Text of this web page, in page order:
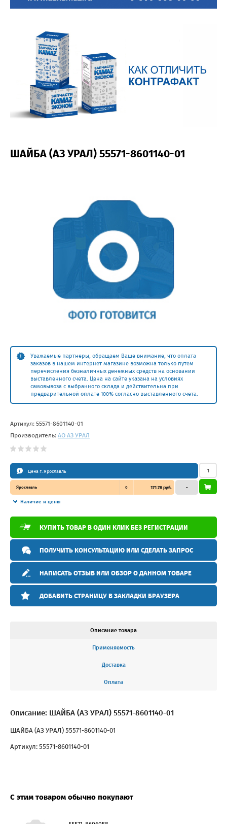
ШАЙБА (АЗ УРАЛ) 55571-8601140-01
Уважаемые партнеры, обращаем Ваше внимание, что оплата
заказов в нашем интернет магазине возможна только путем
перечисления безналичных денежных средств на основании
выставленного счета. Цена на сайте указана на условиях
самовывоза с выбранного склада и действительна при
предварительной оплате 100% согласно выставленного счета.
Артикул: 55571-8601140-01
Производитель: АО АЗ УРАЛ
Цена г. Ярославль
Ярославль 0 171.78 руб.
Наличие и цены
–
КУПИТЬ ТОВАР В ОДИН КЛИК БЕЗ РЕГИСТРАЦИИ
ПОЛУЧИТЬ КОНСУЛЬТАЦИЮ ИЛИ СДЕЛАТЬ ЗАПРОС
НАПИСАТЬ ОТЗЫВ ИЛИ ОБЗОР О ДАННОМ ТОВАРЕ
ДОБАВИТЬ СТРАНИЦУ В ЗАКЛАДКИ БРАУЗЕРА
Описание товара
Применяемость
Доставка
Оплата
Описание: ШАЙБА (АЗ УРАЛ) 55571-8601140-01
ШАЙБА (АЗ УРАЛ) 55571-8601140-01
Артикул: 55571-8601140-01
С этим товаром обычно покупают